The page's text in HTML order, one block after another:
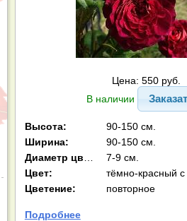
Цена: 550 руб.
В наличии
Высота:
90-150 см.
Ширина:
90-150 см.
7-9 см.
Цвет:
Цветение:
повторное
Подробнее